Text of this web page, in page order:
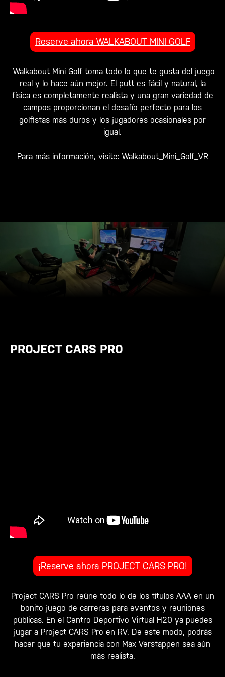
Reserve ahora WALKABOUT MINI GOLF
Walkabout Mini Golf toma todo lo que te gusta del juego
real y lo hace aún mejor. El putt es fácil y natural, la
física es completamente realista y una gran variedad de
campos proporcionan el desafío perfecto para los
golfistas más duros y los jugadores ocasionales por
igual.
Para más información, visite: Walkabout_Mini_Golf_VR
PROJECT CARS PRO
¡Reserve ahora PROJECT CARS PRO!
Project CARS Pro reúne todo lo de los títulos AAA en un
bonito juego de carreras para eventos y reuniones
públicas. En el Centro Deportivo Virtual H20 ya puedes
jugar a Project CARS Pro en RV. De este modo, podrás
hacer que tu experiencia con Max Verstappen sea aún
más realista.